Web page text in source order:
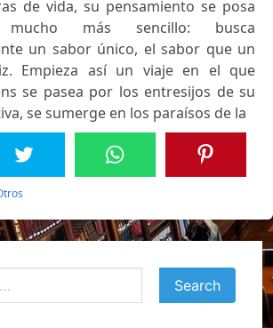
de vida, su pensamiento se posa
más sencillo: busca
un sabor único, el sabor que un
Empieza así un viaje en el que
se pasea por los entresijos de su
se sumerge en los paraísos de la